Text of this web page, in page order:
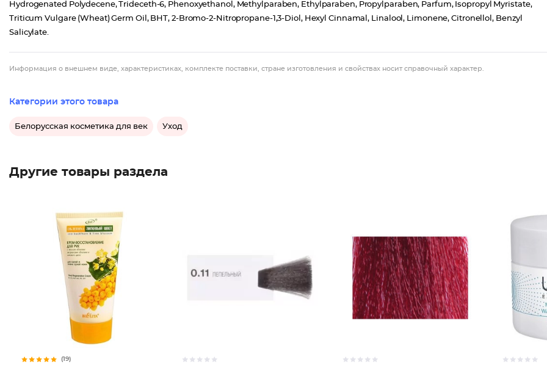
Hydrogenated Polydecene, Trideceth-6, Phenoxyethanol, Methylparaben, Ethylparaben, Propylparaben, Parfum, Isopropyl Myristate,
Triticum Vulgare (Wheat) Germ Oil, BHT, 2-Bromo-2-Nitropropane-1,3-Diol, Hexyl Cinnamal, Linalool, Limonene, Citronellol, Benzyl
Salicylate.
Информация о внешнем виде, характеристиках, комплекте поставки, стране изготовления и свойствах носит справочный характер.
Категории этого товара
Белорусская косметика для век Уход
Другие товары раздела
(19)
Крем-кр Крем -